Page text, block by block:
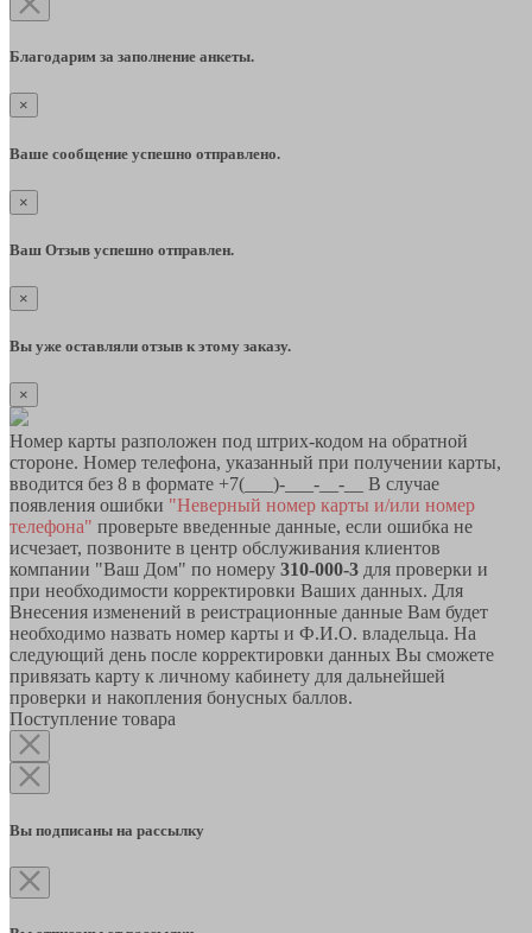
Благодарим за заполнение анкеты.
×
Ваше сообщение успешно отправлено.
×
Ваш Отзыв успешно отправлен.
×
Вы уже оставляли отзыв к этому заказу.
×
Номер карты разположен под штрих-кодом на обратной
стороне. Номер телефона, указанный при получении карты,
вводится без 8 в формате +7(___)-___-__-__ В случае
появления ошибки "Неверный номер карты и/или номер
телефона" проверьте введенные данные, если ошибка не
исчезает, позвоните в центр обслуживания клиентов
компании "Ваш Дом" по номеру 310-000-3 для проверки и
при необходимости корректировки Ваших данных. Для
Внесения изменений в реистрационные данные Вам будет
необходимо назвать номер карты и Ф.И.О. владельца. На
следующий день после корректировки данных Вы сможете
привязать карту к личному кабинету для дальнейшей
проверки и накопления бонусных баллов.
Поступление товара
Вы подписаны на рассылку